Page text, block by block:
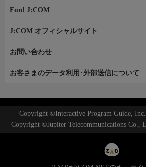
Fun! J:COM
J:COM オフィシャルサイト
お問い合わせ
お客さまのデータ利用･外部送信について
Copyright ©Interactive Program Guide,
Copyright ©Jupiter Telecommunications Co.,